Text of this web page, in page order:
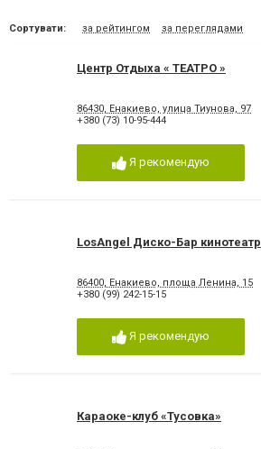
Сортувати: за рейтингом за переглядами
Центр Отдыха « ТЕАТРО »
86430, Енакиево, улица Тиунова, 97
+380 (73) 10-95-444
Я рекомендую
LosAngel Диско-Бар кинотеатр
86400, Енакиево, площа Ленина, 15
+380 (99) 242-15-15
Я рекомендую
Караоке-клуб «Тусовка»